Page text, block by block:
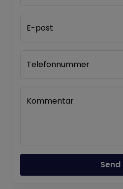
E-post
Telefonnummer
Kommentar
Send